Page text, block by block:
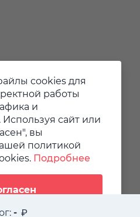
-
cookies для
работы
и
сайт или
вы
политикой
Подробнее